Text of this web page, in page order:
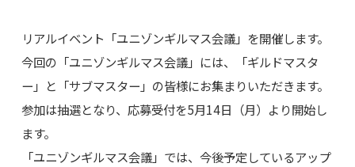
リアルイベント「ユニゾンギルマス会議」を開催します。
今回の「ユニゾンギルマス会議」には、「ギルドマスタ
ー」と「サブマスター」の皆様にお集まりいただきます。
参加は抽選となり、応募受付を5月14日（月）より開始し
ます。
「ユニゾンギルマス会議」では、今後予定しているアップ